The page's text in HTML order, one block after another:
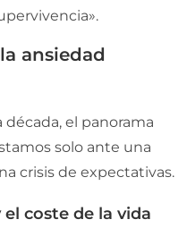
ansiedad
el panorama
solo ante una
crisis de expectativas.
coste de la vida